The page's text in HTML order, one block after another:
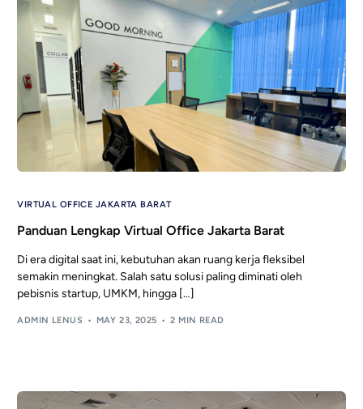
VIRTUAL OFFICE JAKARTA BARAT
Panduan Lengkap Virtual Office Jakarta Barat
Di era digital saat ini, kebutuhan akan ruang kerja fleksibel
semakin meningkat. Salah satu solusi paling diminati oleh
pebisnis startup, UMKM, hingga […]
ADMIN LENUS MAY 23, 2025 2 MIN READ